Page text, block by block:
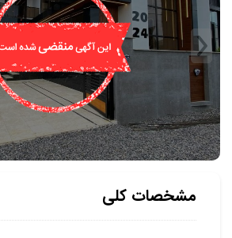
مشخصات کلی